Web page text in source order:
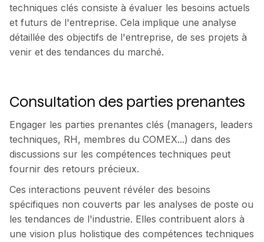
techniques clés consiste à évaluer les besoins actuels
et futurs de l'entreprise. Cela implique une analyse
détaillée des objectifs de l'entreprise, de ses projets à
venir et des tendances du marché.
Consultation des parties prenantes
Engager les parties prenantes clés (managers, leaders
techniques, RH, membres du COMEX...) dans des
discussions sur les compétences techniques peut
fournir des retours précieux.
Ces interactions peuvent révéler des besoins
spécifiques non couverts par les analyses de poste ou
les tendances de l'industrie. Elles contribuent alors à
une vision plus holistique des compétences techniques